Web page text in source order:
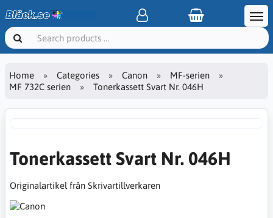
Home Categories Canon
MF-serien
MF 732C serien
Tonerkassett Svart Nr. 046H
Tonerkassett Svart Nr. 046H
Originalartikel från Skrivartillverkaren